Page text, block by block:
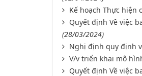
Kế hoạch Thực hiện
Quyết định Về việc
(28/03/2024)
Nghị định quy định
V/v triển khai mô
Quyết định Về việc